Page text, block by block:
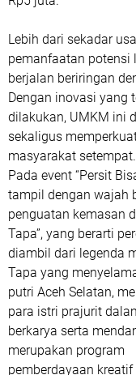
Lebih dari sekadar
pemanfaatan potensi
berjalan beriringan
Dengan inovasi yang
dilakukan, UMKM ini
sekaligus
masyarakat setempat.
Pada event “Persit
tampil dengan wajah
penguatan kemasan
Tapa”, yang berarti
diambil dari legenda
Tapa yang
putri Aceh Selatan,
para istri prajurit
berkarya serta
merupakan program
pemberdayaan